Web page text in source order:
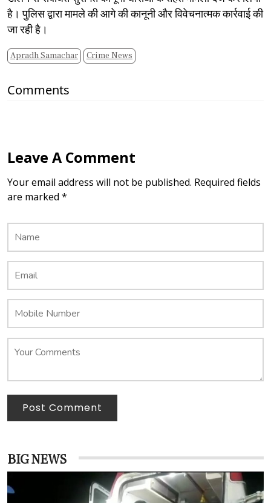
है। पुलिस द्वारा मामले की आगे की कानूनी और विवेचनात्मक कार्रवाई की
जा रही है।
Apradh Samachar Crime News
Comments
Leave A Comment
Your email address will not be published. Required fields
are marked *
Post Comment
BIG NEWS